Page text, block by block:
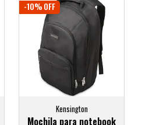
-10% OFF
Kensington
Mochila para notebook